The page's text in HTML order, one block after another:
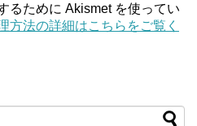
るために Akismet を使ってい
方法の詳細はこちらをご覧く